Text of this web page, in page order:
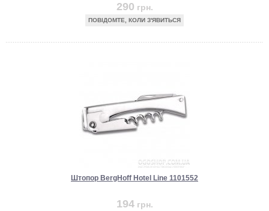
290 грн.
ПОВІДОМТЕ, КОЛИ З'ЯВИТЬСЯ
Штопор BergHoff Hotel Line 1101552
194 грн.